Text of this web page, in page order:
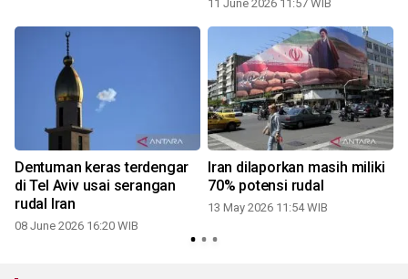
11 June 2026 11:57 WIB
Dentuman keras terdengar
di Tel Aviv usai serangan
rudal Iran
08 June 2026 16:20 WIB
Iran dilaporkan masih miliki
70% potensi rudal
13 May 2026 11:54 WIB